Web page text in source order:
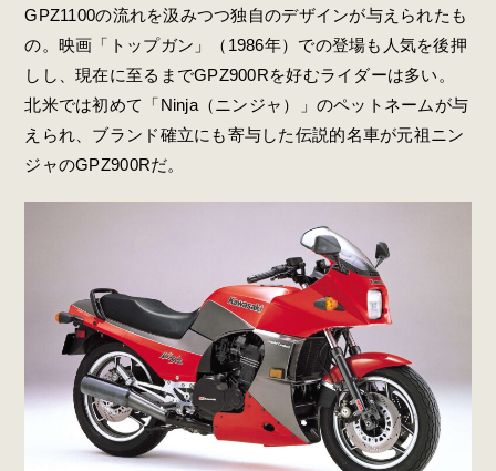
GPZ1100の流れを汲みつつ独自のデザインが与えられたも
の。映画「トップガン」（1986年）での登場も人気を後押
しし、現在に至るまでGPZ900Rを好むライダーは多い。
北米では初めて「Ninja（ニンジャ）」のペットネームが与
えられ、ブランド確立にも寄与した伝説的名車が元祖ニン
ジャのGPZ900Rだ。